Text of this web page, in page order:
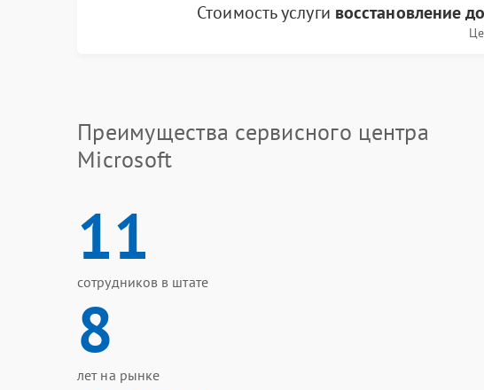
Стоимость услуги восстановление
Преимущества сервисного центра
Microsoft
11
сотрудников в штате
8
лет на рынке